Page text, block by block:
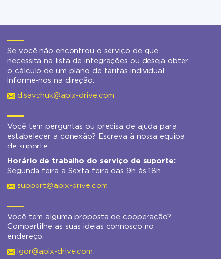
Se você não encontrou o serviço de que
necessita na lista de integrações ou deseja obter
o cálculo de um plano de tarifas individual,
informe-nos na direção:
d.savchuk@apix-drive.com
Você tem perguntas ou precisa de ajuda para
estabelecer a conexão? Escreva à nossa equipa
de suporte:
Horário de trabalho do serviço de suporte:
Segunda feira a Sexta feira das 9h às 18h
support@apix-drive.com
Você tem alguma proposta de cooperação?
Compartilhe as suas ideias connosco no
endereço:
igor@apix-drive.com